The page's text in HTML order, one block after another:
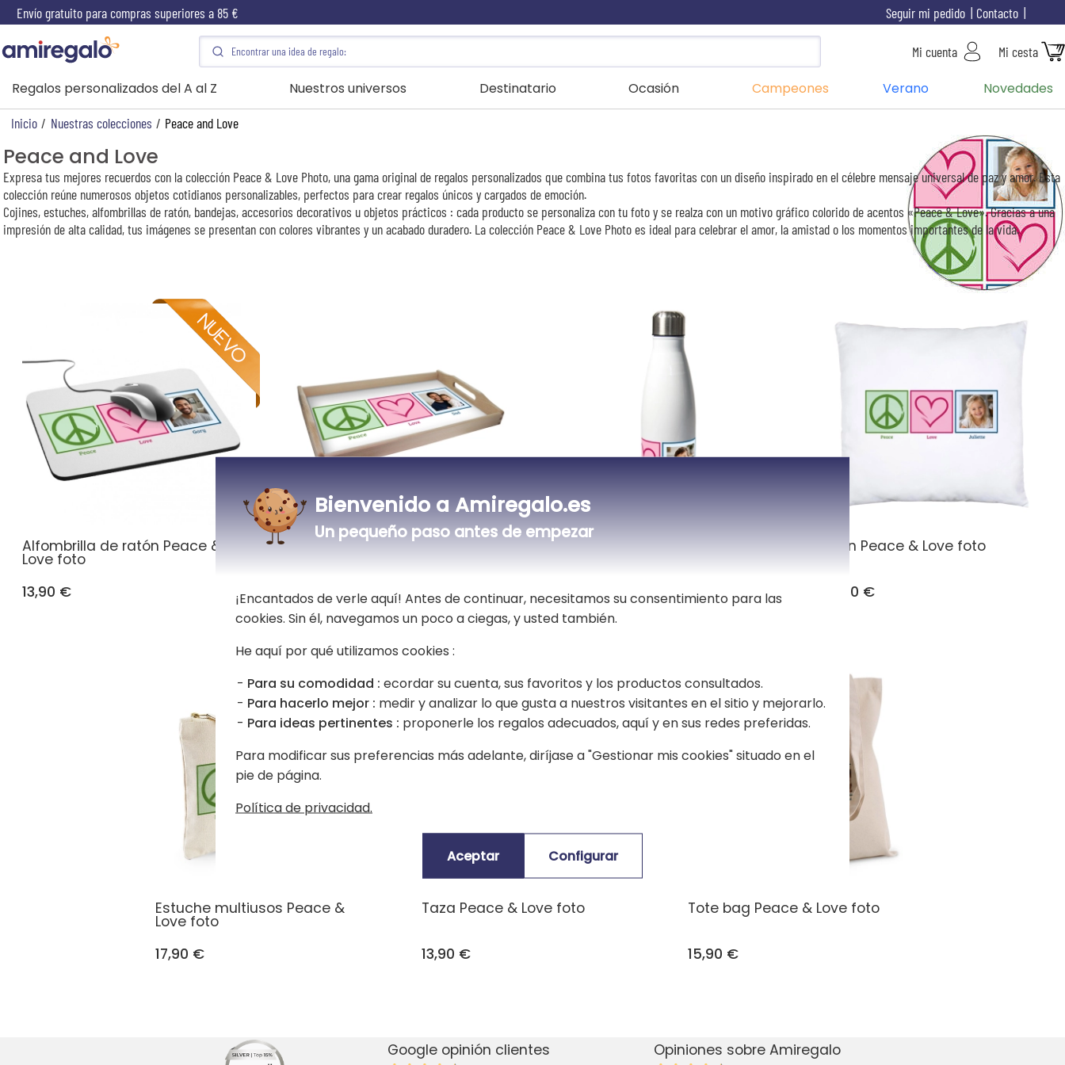
Envío gratuito para compras superiores a 85 € Contacto
Seguir mi pedido
Mi cuenta Mi cesta
Regalos personalizados del A al Z Nuestros universos Destinatario Ocasión Campeones Verano Novedades
Inicio / Nuestras colecciones / Peace and Love
Peace and Love
Expresa tus mejores recuerdos con la colección Peace & Love Photo, una gama original de regalos personalizados que combina tus fotos favoritas con un diseño inspirado en el célebre mensaje universal de paz y amor. Esta
colección reúne numerosos objetos cotidianos personalizables, perfectos para crear regalos únicos y cargados de emoción.
Cojines, estuches, alfombrillas de ratón, bandejas, accesorios decorativos u objetos prácticos : cada producto se personaliza con tu foto y se realza con un motivo gráfico colorido de acentos «Peace & Love». Gracias a una
impresión de alta calidad, tus imágenes se presentan con colores vibrantes y un acabado duradero. La colección Peace & Love Photo es ideal para celebrar el amor, la amistad o los momentos importantes de la vida.
Alfombrilla de ratón Peace &
Love foto
13,90 €
Bandeja personalizada Peace
33,90 €
19,90 €
Cojín Peace & Love foto
22,90 €
Estuche multiusos Peace &
Love foto
17,90 €
Taza Peace & Love foto
13,90 €
Tote bag Peace & Love foto
15,90 €
Google opinión clientes Opiniones sobre Amiregalo
Bienvenido a Amiregalo.es
Un pequeño paso antes de empezar
¡Encantados de verle aquí! Antes de continuar, necesitamos su consentimiento para las
cookies. Sin él, navegamos un poco a ciegas, y usted también.
He aquí por qué utilizamos cookies :
Para su comodidad : ecordar su cuenta, sus favoritos y los productos consultados.
Para hacerlo mejor : medir y analizar lo que gusta a nuestros visitantes en el sitio y mejorarlo.
Para ideas pertinentes : proponerle los regalos adecuados, aquí y en sus redes preferidas.
Para modificar sus preferencias más adelante, diríjase a "Gestionar mis cookies" situado en el
pie de página.
Política de privacidad.
Aceptar Configurar